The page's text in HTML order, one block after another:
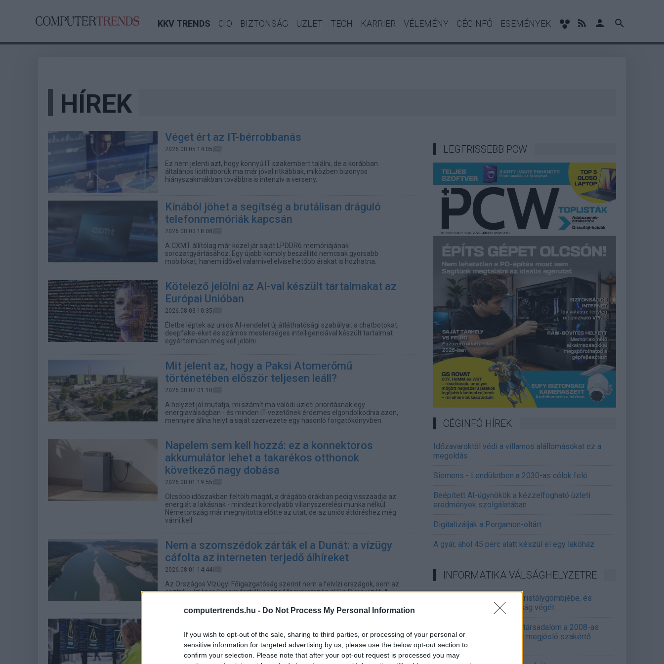
computertrends.hu - Do Not Process My Personal Information
If you wish to opt-out of the sale, sharing to third parties, or processing of your personal or
sensitive information for targeted advertising by us, please use the below opt-out section to
confirm your selection. Please note that after your opt-out request is processed you may
KKV TRENDS CIO BIZTONSÁG ÜZLET TECH KARRIER VÉLEMÉNY CÉGINFÓ ESEMÉNYEK
HÍREK
Véget ért az IT-bérrobbanás
2026.08.05 14:05|
Ez nem jelenti azt, hogy könnyű IT szakembert találni, de a korábban
általános licitháborúk ma már jóval ritkábbak, miközben bizonyos
hiányszakmákban továbbra is intenzív a verseny.
Kínából jöhet a segítség a brutálisan dráguló
telefonmemóriák kapcsán
2026.08.03 18:08|
A CXMT állítólag már közel jár saját LPDDR6 memóriájának
sorozatgyártásához. Egy újabb komoly beszállító nemcsak gyorsabb
mobilokat, hanem idővel valamivel elviselhetőbb árakat is hozhatna.
Kötelező jelölni az AI-val készült tartalmakat az
Európai Unióban
2026.08.03 10:35|
Életbe léptek az uniós AI-rendelet új átláthatósági szabályai: a chatbotokat,
deepfake-eket és számos mesterséges intelligenciával készült tartalmat
egyértelműen meg kell jelölni.
Mit jelent az, hogy a Paksi Atomerőmű
történetében először teljesen leáll?
2026.08.02 01:10|
A helyzet jól mutatja, mi számít ma valódi üzleti prioritásnak egy
energiaválságban - és minden IT-vezetőnek érdemes elgondolkodnia azon,
mennyire állna helyt a saját szervezete egy hasonló forgatókönyvben.
Napelem sem kell hozzá: ez a konnektoros
akkumulátor lehet a takarékos otthonok
következő nagy dobása
2026.08.01 19:55|
Olcsóbb időszakban feltölti magát, a drágább órákban pedig visszaadja az
energiát a lakásnak - mindezt komolyabb villanyszerelési munka nélkül.
Németország már megnyitotta előtte az utat, de az uniós áttöréshez még
várni kell.
Nem a szomszédok zárták el a Dunát: a vízügy
cáfolta az interneten terjedő álhíreket
2026.08.01 14:44|
Az Országos Vízügyi Főigazgatóság szerint nem a felvízi országok, sem az
osztrák vízlépcsők nem tartják vissza Magyarország elől a Duna vizét. A
hackertámadások
2026.08.01 13:30|
LEGFRISSEBB PCW
CÉGINFÓ HÍREK
Időzavaroktól védi a villamos alállomásokat ez a
megoldás
Siemens - Lendületben a 2030-as célok felé
Beépített AI-ügynökök a kézzelfogható üzleti
eredmények szolgálatában
Digitalizálják a Pergamon-oltárt
A gyár, ahol 45 perc alatt készül el egy lakóház
INFORMATIKA VÁLSÁGHELYZETRE
A Samsung belenézett a kristálygömbjébe, és
megjósolta a memóriaválság végét
Hamarosan összeomlik a társadalom a 2008-as
válságot és a világjárványt megjósló szakértő
szerint